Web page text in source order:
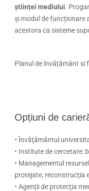
științei mediului.
și modul de funcționare
acestora ca sisteme
Planul de învățământ si
Opțiuni de
• Învăţământul
• Institute de cercetare:
• Managementul
protejate, reconstrucţia
• Agenţii de protecţia